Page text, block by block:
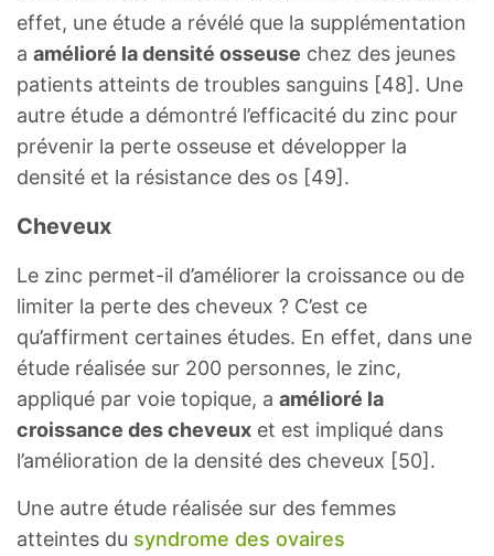
effet, une étude a révélé que la supplémentation
a amélioré la densité osseuse chez des jeunes
patients atteints de troubles sanguins [48]. Une
autre étude a démontré l’efficacité du zinc pour
prévenir la perte osseuse et développer la
densité et la résistance des os [49].
Cheveux
Le zinc permet-il d’améliorer la croissance ou de
limiter la perte des cheveux ? C’est ce
qu’affirment certaines études. En effet, dans une
étude réalisée sur 200 personnes, le zinc,
appliqué par voie topique, a amélioré la
croissance des cheveux et est impliqué dans
l’amélioration de la densité des cheveux [50].
Une autre étude réalisée sur des femmes
atteintes du syndrome des ovaires